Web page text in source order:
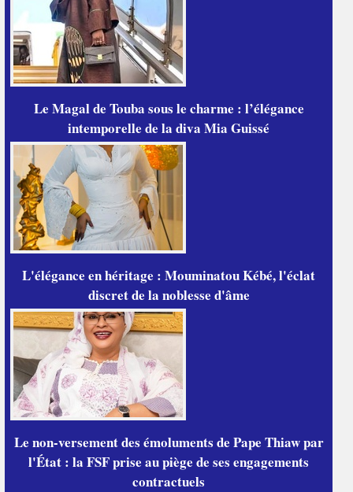
Le Magal de Touba sous le charme : l’élégance
intemporelle de la diva Mia Guissé
L'élégance en héritage : Mouminatou Kébé, l'éclat
discret de la noblesse d'âme
Le non-versement des émoluments de Pape Thiaw par
l'État : la FSF prise au piège de ses engagements
contractuels